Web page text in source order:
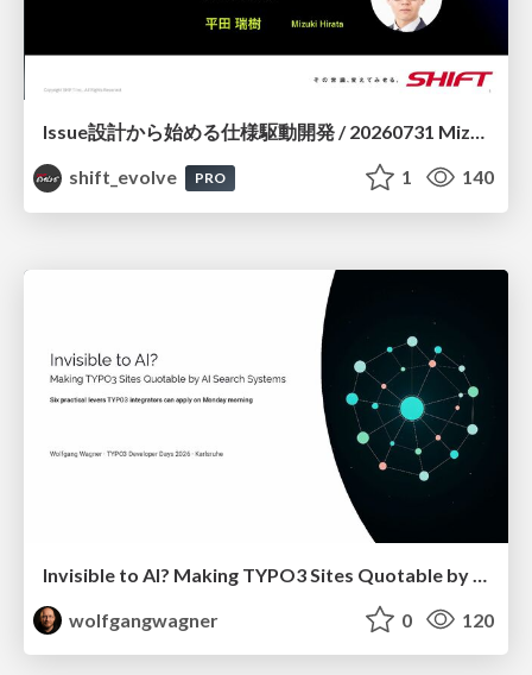
Issue設計から始める仕様駆動開発 / 20260731 Mizuki Hirata
shift_evolve
PRO 1 140
wolfgangwagner
0 120